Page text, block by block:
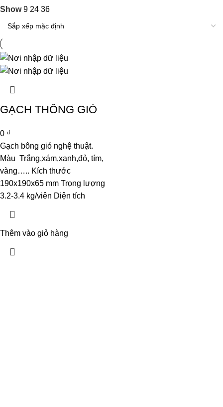
Show9 24 36
GẠCH THÔNG GIÓ
0 ₫
Gạch bông gió nghệ thuật.
Màu Trắng,xám,xanh,đỏ, tím,
vàng….. Kích thước
190x190x65 mm Trọng lượng
3.2-3.4 kg/viên Diện tích
Thêm vào giỏ hàng